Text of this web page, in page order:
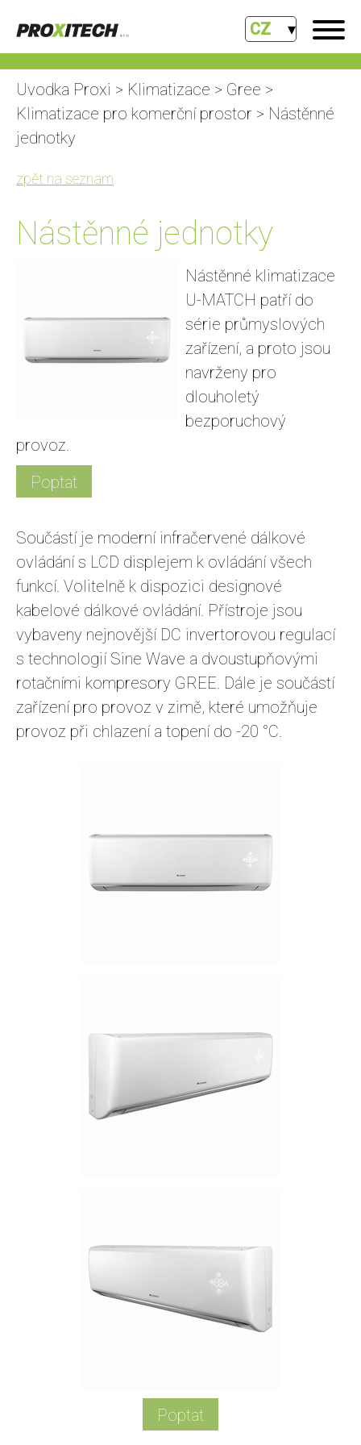
CZ
Uvodka Proxi > Klimatizace > Gree >
Klimatizace pro komerční prostor > Nástěnné
jednotky
zpět na seznam
Nástěnné jednotky
Nástěnné klimatizace
U-MATCH patří do
série průmyslových
zařízení, a proto jsou
navrženy pro
dlouholetý
bezporuchový
provoz.
Poptat
Součástí je moderní infračervené dálkové
ovládání s LCD displejem k ovládání všech
funkcí. Volitelně k dispozici designové
kabelové dálkové ovládání. Přístroje jsou
vybaveny nejnovější DC invertorovou regulací
s technologií Sine Wave a dvoustupňovými
rotačními kompresory GREE. Dále je součástí
zařízení pro provoz v zimě, které umožňuje
provoz při chlazení a topení do -20 °C.
Poptat